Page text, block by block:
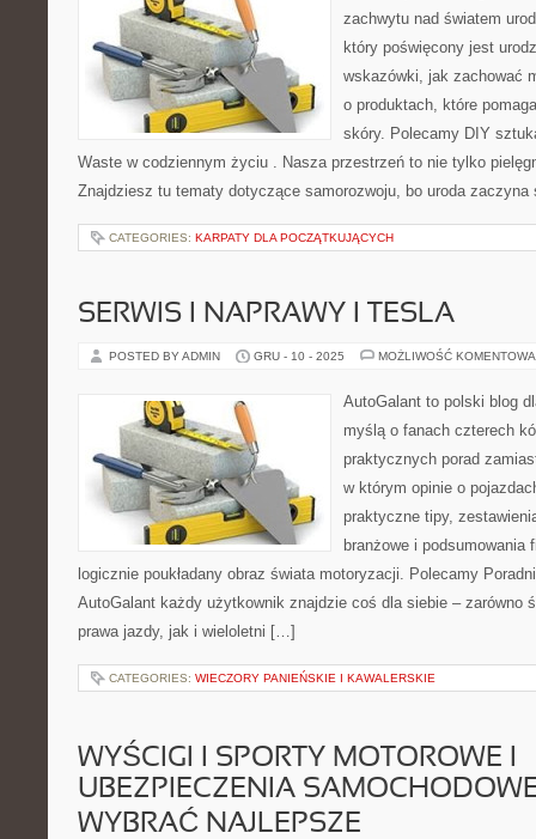
zachwytu nad światem
który poświęcony jest
wskazówki, jak zachować
o produktach, które
skóry. Polecamy DIY
Waste w codziennym życiu . Nasza przestrzeń to nie tylko
Znajdziesz tu tematy dotyczące samorozwoju, bo uroda
CATEGORIES: KARPATY DLA POCZĄTKUJĄCYCH
SERWIS I NAPRAWY I TESLA
POSTED BY ADMIN GRU - 10 - 2025 MOŻLIWOŚĆ
AutoGalant to polski blog
myślą o fanach czterech
praktycznych porad
w którym opinie o
praktyczne tipy,
branżowe i podsumowania
logicznie poukładany obraz świata motoryzacji. Polecamy
AutoGalant każdy użytkownik znajdzie coś dla siebie – zarówno
prawa jazdy, jak i wieloletni […]
CATEGORIES: WIECZORY PANIEŃSKIE I KAWALERSKIE
WYŚCIGI I SPORTY MOTOROWE I
UBEZPIECZENIA
WYBRAĆ NAJLEPSZE